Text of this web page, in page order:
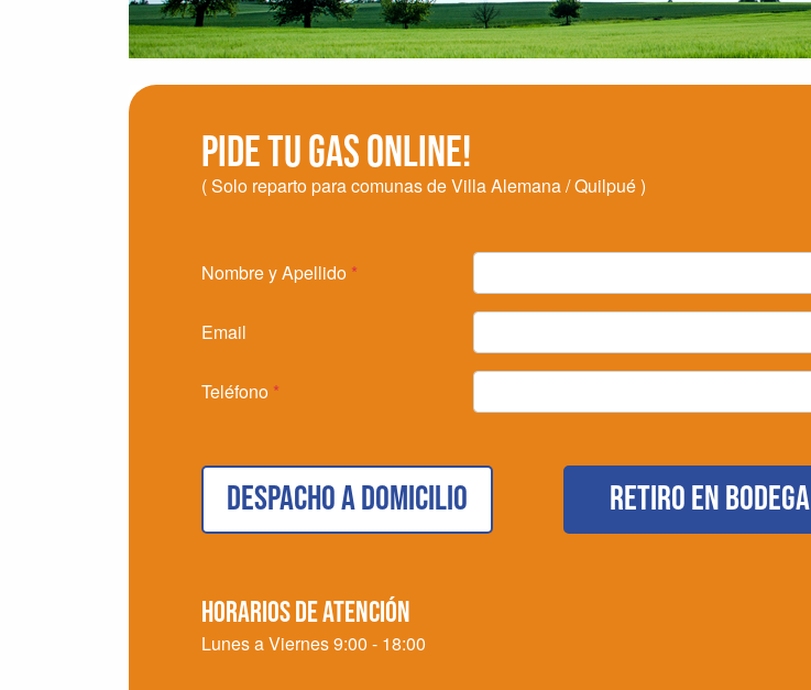
PIDE TU GAS ONLINE!
( Solo reparto para comunas de Villa Alemana / Quilpué )
Nombre y Apellido*
Email
Teléfono*
Despacho a domicilio Retiro en bodega
Horarios de atención
Lunes a Viernes 9:00 - 18:00